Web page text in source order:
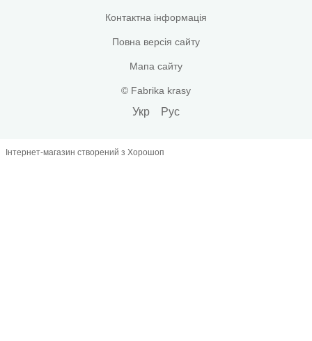
Контактна інформація
Повна версія сайту
Мапа сайту
© Fabrika krasy
Укр Рус
Інтернет-магазин створений з Хорошоп